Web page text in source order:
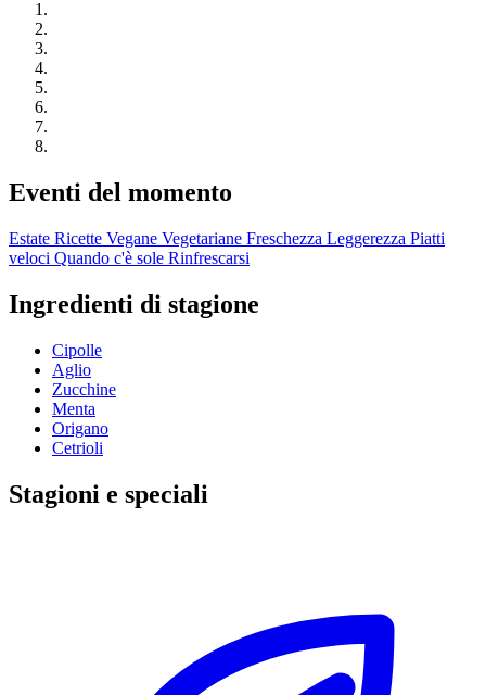
Eventi del momento
Estate Ricette Vegane Vegetariane Freschezza Leggerezza Piatti
veloci Quando c'è sole Rinfrescarsi
Ingredienti di stagione
Cipolle
Aglio
Zucchine
Menta
Origano
Cetrioli
Stagioni e speciali